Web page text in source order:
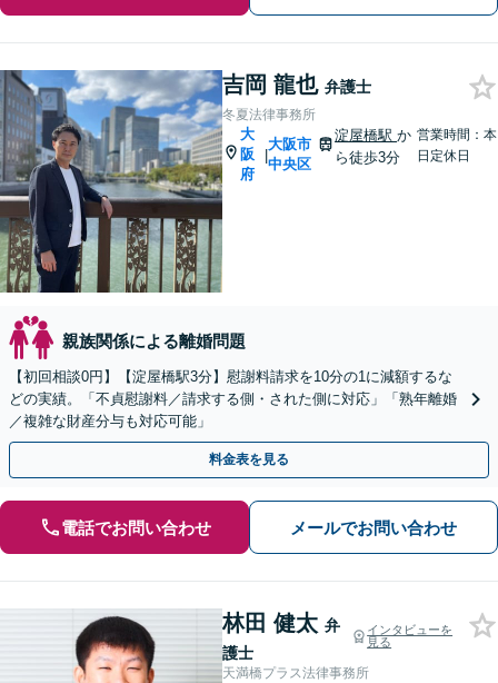
吉岡 龍也 弁護士
冬夏法律事務所
大
阪
府
|
大阪市
中央区
淀屋橋駅か
ら徒歩3分
営業時間：本
日定休日
親族関係による離婚問題
【初回相談0円】【淀屋橋駅3分】慰謝料請求を10分の1に減額するな
どの実績。「不貞慰謝料／請求する側・された側に対応」「熟年離婚
／複雑な財産分与も対応可能」
料金表を見る
電話でお問い合わせ メールでお問い合わせ
林田 健太 弁
護士
インタビューを
見る
天満橋プラス法律事務所